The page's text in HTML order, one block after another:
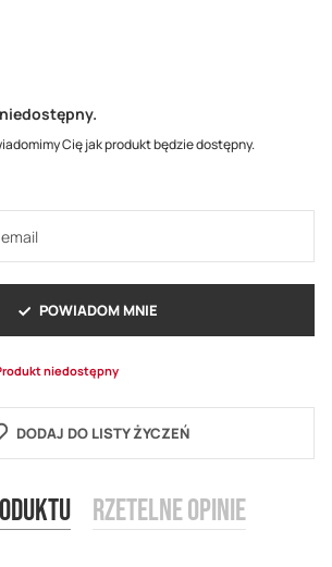
Cię jak produkt będzie dostępny.
POWIADOM MNIE
niedostępny
DODAJ DO LISTY ŻYCZEŃ
Rzetelne opinie